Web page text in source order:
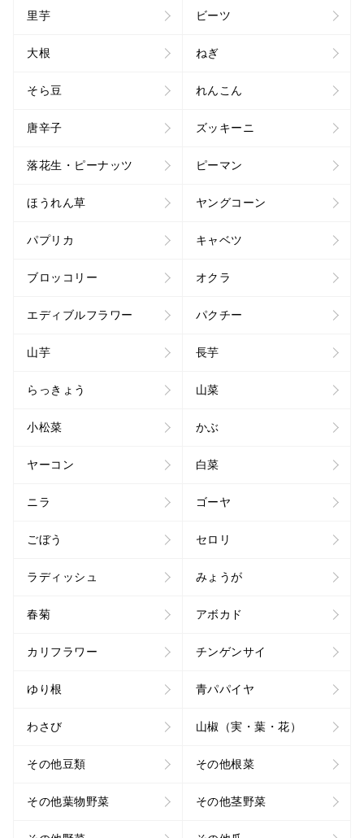
里芋 ビーツ
大根 ねぎ
そら豆 れんこん
唐辛子 ズッキーニ
落花生・ピーナッツ ピーマン
ほうれん草 ヤングコーン
パプリカ キャベツ
ブロッコリー オクラ
エディブルフラワー パクチー
山芋 長芋
らっきょう 山菜
小松菜 かぶ
ヤーコン 白菜
ニラ ゴーヤ
ごぼう セロリ
ラディッシュ みょうが
春菊 アボカド
カリフラワー チンゲンサイ
ゆり根 青パパイヤ
わさび 山椒（実・葉・花）
その他豆類 その他根菜
その他葉物野菜 その他茎野菜